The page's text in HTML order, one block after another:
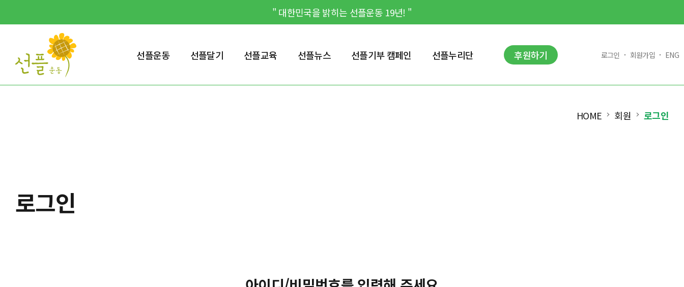
" 대한민국을 밝히는 선플운동 19년! "
선플운동 선플달기 선플교육 선플뉴스 선플기부 캠페인 선플누리단 후원하기 로그인 회원가입 ENG
HOME 회원 로그인
로그인